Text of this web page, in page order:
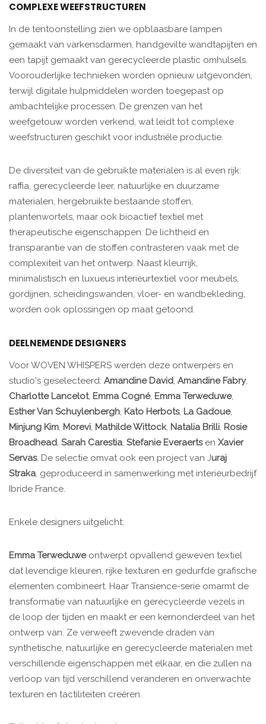
COMPLEXE WEEFSTRUCTUREN
In de tentoonstelling zien we opblaasbare lampen
gemaakt van varkensdarmen, handgevilte wandtapijten en
een tapijt gemaakt van gerecycleerde plastic omhulsels.
Voorouderlijke technieken worden opnieuw uitgevonden,
terwijl digitale hulpmiddelen worden toegepast op
ambachtelijke processen. De grenzen van het
weefgetouw worden verkend, wat leidt tot complexe
weefstructuren geschikt voor industriële productie.
De diversiteit van de gebruikte materialen is al even rijk:
raffia, gerecycleerde leer, natuurlijke en duurzame
materialen, hergebruikte bestaande stoffen,
plantenwortels, maar ook bioactief textiel met
therapeutische eigenschappen. De lichtheid en
transparantie van de stoffen contrasteren vaak met de
complexiteit van het ontwerp. Naast kleurrijk,
minimalistisch en luxueus interieurtextiel voor meubels,
gordijnen, scheidingswanden, vloer- en wandbekleding,
worden ook oplossingen op maat getoond.
DEELNEMENDE DESIGNERS
Voor WOVEN WHISPERS werden deze ontwerpers en
studio's geselecteerd: Amandine David, Amandine Fabry,
Charlotte Lancelot, Emma Cogné, Emma Terweduwe,
Esther Van Schuylenbergh, Kato Herbots, La Gadoue,
Minjung Kim, Morevi, Mathilde Wittock, Natalia Brilli, Rosie
Broadhead, Sarah Carestia, Stefanie Everaertsen Xavier
Servas. De selectie omvat ook een project van Juraj
Straka, geproduceerd in samenwerking met interieurbedrijf
Ibride France. ​
​Enkele designers uitgelicht:
Emma Terweduweontwerpt opvallend geweven textiel
dat levendige kleuren, rijke texturen en gedurfde grafische
elementen combineert. Haar Transience-serie omarmt de
transformatie van natuurlijke en gerecycleerde vezels in
de loop der tijden en maakt er een kernonderdeel van het
ontwerp van. Ze verweeft zwevende draden van
synthetische, natuurlijke en gerecycleerde materialen met
verschillende eigenschappen met elkaar, en die zullen na
verloop van tijd verschillend veranderen en onverwachte
texturen en tactiliteiten creëren.